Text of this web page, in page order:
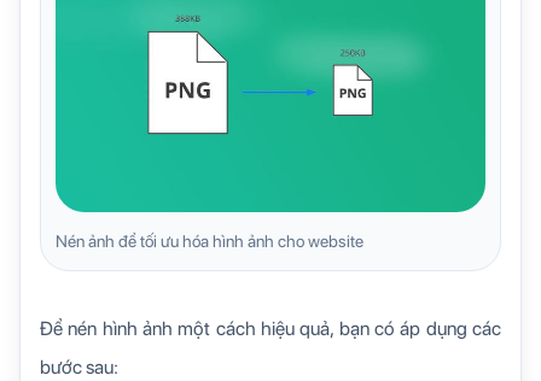
Nén ảnh để tối ưu hóa hình ảnh cho website
Để nén hình ảnh một cách hiệu quả, bạn có áp dụng các
bước sau: